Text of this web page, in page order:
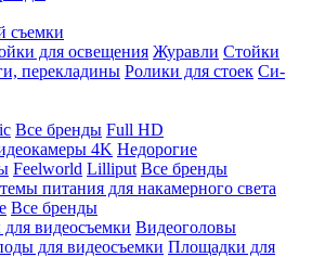
съемки
для освещения Журавли Стойки
перекладины Ролики для стоек Си-
Все бренды Full HD
4K Недорогие
Feelworld Lilliput Все бренды
питания для накамерного света
Все бренды
видеосъемки Видеоголовы
для видеосъемки Площадки для